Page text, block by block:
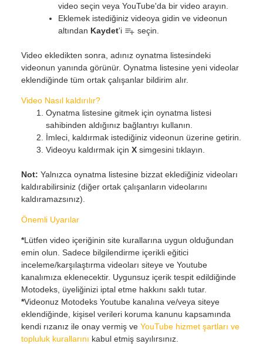
video seçin veya YouTube'da bir video arayın.
Eklemek istediğiniz videoya gidin ve videonun
altından Kaydet'i seçin.
Video ekledikten sonra, adınız oynatma listesindeki
videonun yanında görünür. Oynatma listesine yeni videolar
eklendiğinde tüm ortak çalışanlar bildirim alır.
Video Nasıl kaldırılır?
Oynatma listesine gitmek için oynatma listesi
sahibinden aldığınız bağlantıyı kullanın.
İmleci, kaldırmak istediğiniz videonun üzerine getirin.
Videoyu kaldırmak için Xsimgesini tıklayın.
Not: Yalnızca oynatma listesine bizzat eklediğiniz videoları
kaldırabilirsiniz (diğer ortak çalışanların videolarını
kaldıramazsınız).
Önemli Uyarılar
*Lütfen video içeriğinin site kurallarına uygun olduğundan
emin olun. Sadece bilgilendirme içerikli eğitici
inceleme/karşılaştırma videoları siteye ve Youtube
kanalımıza eklenecektir. Uygunsuz içerik tespit edildiğinde
Motodeks, üyeliğinizi iptal etme hakkını saklı tutar.
*Videonuz Motodeks Youtube kanalına ve/veya siteye
eklendiğinde, kişisel verileri koruma kanunu kapsamında
kendi rızanız ile onay vermiş ve YouTube hizmet şartları ve
topluluk kurallarını kabul etmiş sayılırsınız.